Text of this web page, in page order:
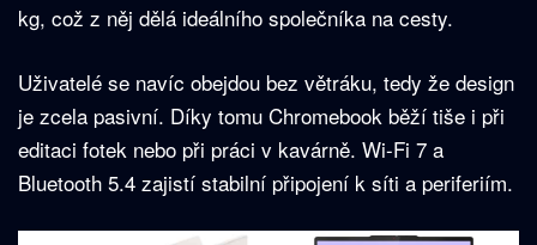
kg, což z něj dělá ideálního společníka na cesty.
Uživatelé se navíc obejdou bez větráku, tedy že design
je zcela pasivní. Díky tomu Chromebook běží tiše i při
editaci fotek nebo při práci v kavárně. Wi-Fi 7 a
Bluetooth 5.4 zajistí stabilní připojení k síti a periferiím.